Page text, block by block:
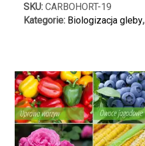
SKU: CARBOHORT-19
Kategorie: Biologizacja gleby,